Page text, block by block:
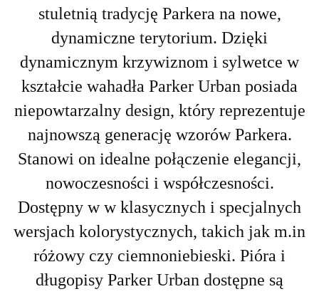
stuletnią tradycję Parkera na nowe,
dynamiczne terytorium. Dzięki
dynamicznym krzywiznom i sylwetce w
kształcie wahadła Parker Urban posiada
niepowtarzalny design, który reprezentuje
najnowszą generację wzorów Parkera.
Stanowi on idealne połączenie elegancji,
nowoczesności i współczesności.
Dostępny w w klasycznych i specjalnych
wersjach kolorystycznych, takich jak m.in
różowy czy ciemnoniebieski. Pióra i
długopisy Parker Urban dostępne są